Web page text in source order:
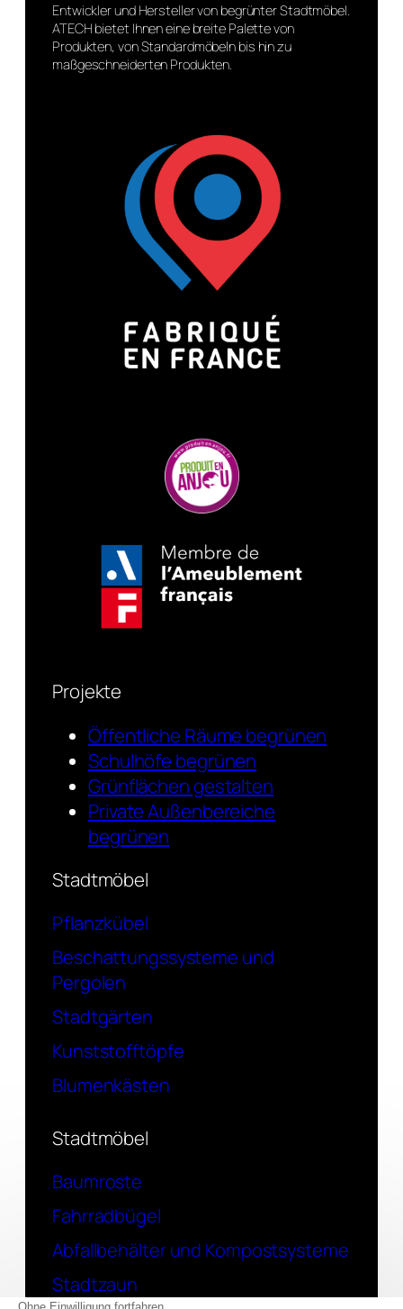
Entwickler und Hersteller von begrünter Stadtmöbel.
ATECH bietet Ihnen eine breite Palette von
Produkten, von Standardmöbeln bis hin zu
maßgeschneiderten Produkten.
Projekte
Öffentliche Räume begrünen
Schulhöfe begrünen
Grünflächen gestalten
Private Außenbereiche
begrünen
Stadtmöbel
Pflanzkübel
Beschattungssysteme und
Pergolen
Stadtgärten
Kunststofftöpfe
Blumenkästen
Stadtmöbel
Baumroste
Fahrradbügel
Abfallbehälter und Kompostsysteme
Stadtzaun